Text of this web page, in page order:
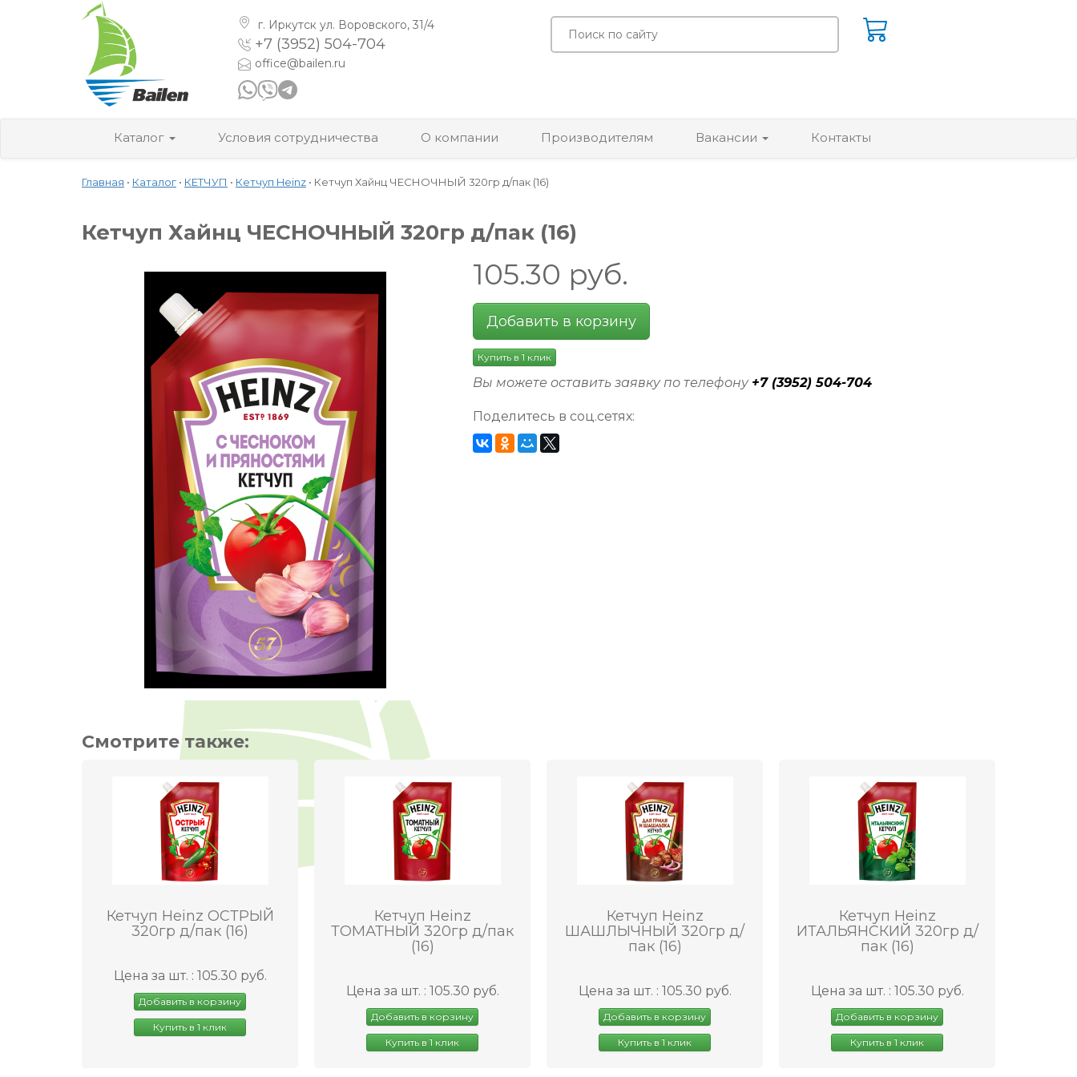
г. Иркутск ул. Воровского, 31/4
+7 (3952) 504-704
office@bailen.ru
Каталог Условия сотрудничества О компании Производителям Вакансии Контакты
Главная • Каталог • КЕТЧУП • Кетчуп Heinz • Кетчуп Хайнц ЧЕСНОЧНЫЙ 320гр д/пак (16)
Кетчуп Хайнц ЧЕСНОЧНЫЙ 320гр д/пак (16)
105.30 руб.
Добавить в корзину
Купить в 1 клик
Вы можете оставить заявку по телефону +7 (3952) 504-704
Поделитесь в соц.сетях:
Смотрите также:
Кетчуп Heinz ОСТРЫЙ
320гр д/пак (16)
Цена за шт. : 105.30 руб.
Добавить в корзину
Купить в 1 клик
Кетчуп Heinz
ТОМАТНЫЙ 320гр д/пак
(16)
Цена за шт. : 105.30 руб.
Добавить в корзину
Купить в 1 клик
Кетчуп Heinz
ШАШЛЫЧНЫЙ 320гр д/
пак (16)
Цена за шт. : 105.30 руб.
Добавить в корзину
Купить в 1 клик
Кетчуп Heinz
ИТАЛЬЯНСКИЙ 320гр д/
пак (16)
Цена за шт. : 105.30 руб.
Добавить в корзину
Купить в 1 клик